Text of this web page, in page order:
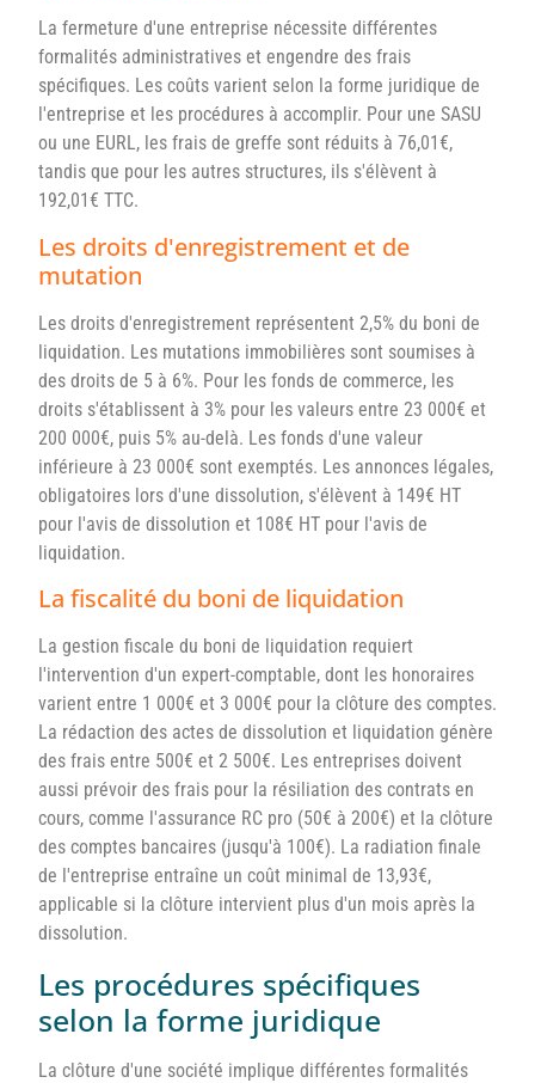
La fermeture d'une entreprise nécessite différentes
formalités administratives et engendre des frais
spécifiques. Les coûts varient selon la forme juridique de
l'entreprise et les procédures à accomplir. Pour une SASU
ou une EURL, les frais de greffe sont réduits à 76,01€,
tandis que pour les autres structures, ils s'élèvent à
192,01€ TTC.
Les droits d'enregistrement et de
mutation
Les droits d'enregistrement représentent 2,5% du boni de
liquidation. Les mutations immobilières sont soumises à
des droits de 5 à 6%. Pour les fonds de commerce, les
droits s'établissent à 3% pour les valeurs entre 23 000€ et
200 000€, puis 5% au-delà. Les fonds d'une valeur
inférieure à 23 000€ sont exemptés. Les annonces légales,
obligatoires lors d'une dissolution, s'élèvent à 149€ HT
pour l'avis de dissolution et 108€ HT pour l'avis de
liquidation.
La fiscalité du boni de liquidation
La gestion fiscale du boni de liquidation requiert
l'intervention d'un expert-comptable, dont les honoraires
varient entre 1 000€ et 3 000€ pour la clôture des comptes.
La rédaction des actes de dissolution et liquidation génère
des frais entre 500€ et 2 500€. Les entreprises doivent
aussi prévoir des frais pour la résiliation des contrats en
cours, comme l'assurance RC pro (50€ à 200€) et la clôture
des comptes bancaires (jusqu'à 100€). La radiation finale
de l'entreprise entraîne un coût minimal de 13,93€,
applicable si la clôture intervient plus d'un mois après la
dissolution.
Les procédures spécifiques
selon la forme juridique
La clôture d'une société implique différentes formalités